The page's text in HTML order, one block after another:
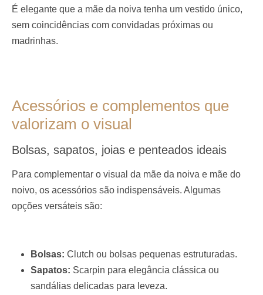
É elegante que a mãe da noiva tenha um vestido único,
sem coincidências com convidadas próximas ou
madrinhas.
Acessórios e complementos que
valorizam o visual
Bolsas, sapatos, joias e penteados ideais
Para complementar o visual da mãe da noiva e mãe do
noivo, os acessórios são indispensáveis. Algumas
opções versáteis são:
Bolsas: Clutch ou bolsas pequenas estruturadas.
Sapatos: Scarpin para elegância clássica ou
sandálias delicadas para leveza.